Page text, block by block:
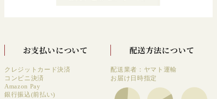
お支払いについて
クレジットカード決済
コンビニ決済
Amazon Pay
銀行振込(前払い)
配送方法について
配送業者：ヤマト運輸
お届け日時指定